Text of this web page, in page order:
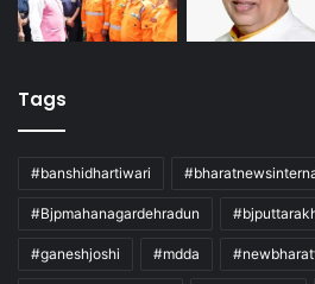
Tags
#banshidhartiwari
#Bjpmahanagardehradun
#ganeshjoshi #mdda